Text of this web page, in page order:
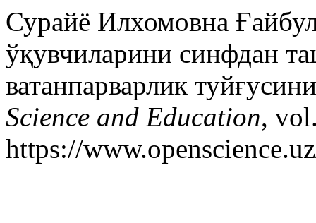
Сурайё Илхомовна
ўқувчиларини синфдан
ватанпарварлик
Science and Education,
https://